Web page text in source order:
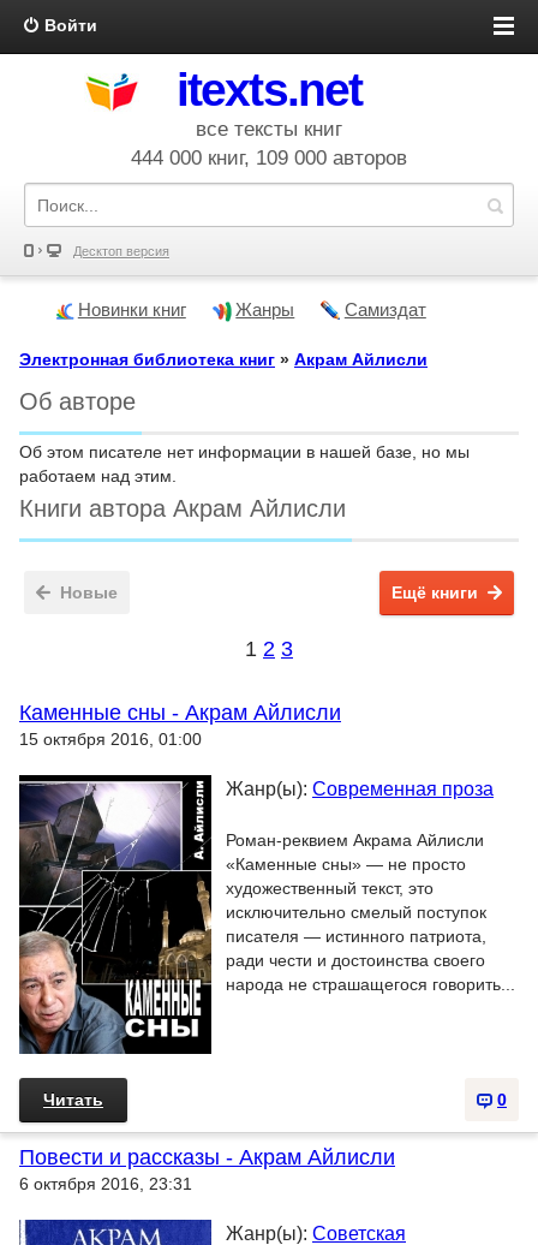
Войти
itexts.net
все тексты книг
444 000 книг, 109 000 авторов
Десктоп версия
Новинки книг Жанры Самиздат
Электронная библиотека книг » Акрам Айлисли
Об авторе
Об этом писателе нет информации в нашей базе, но мы
работаем над этим.
Книги автора Акрам Айлисли
Новые Ещё книги
1 2 3
Каменные сны - Акрам Айлисли
15 октября 2016, 01:00
Жанр(ы): Современная проза
Роман-реквием Акрама Айлисли
«Каменные сны» — не просто
художественный текст, это
исключительно смелый поступок
писателя — истинного патриота,
ради чести и достоинства своего
народа не страшащегося говорить...
0
Читать
Повести и рассказы - Акрам Айлисли
6 октября 2016, 23:31
Жанр(ы): Советская